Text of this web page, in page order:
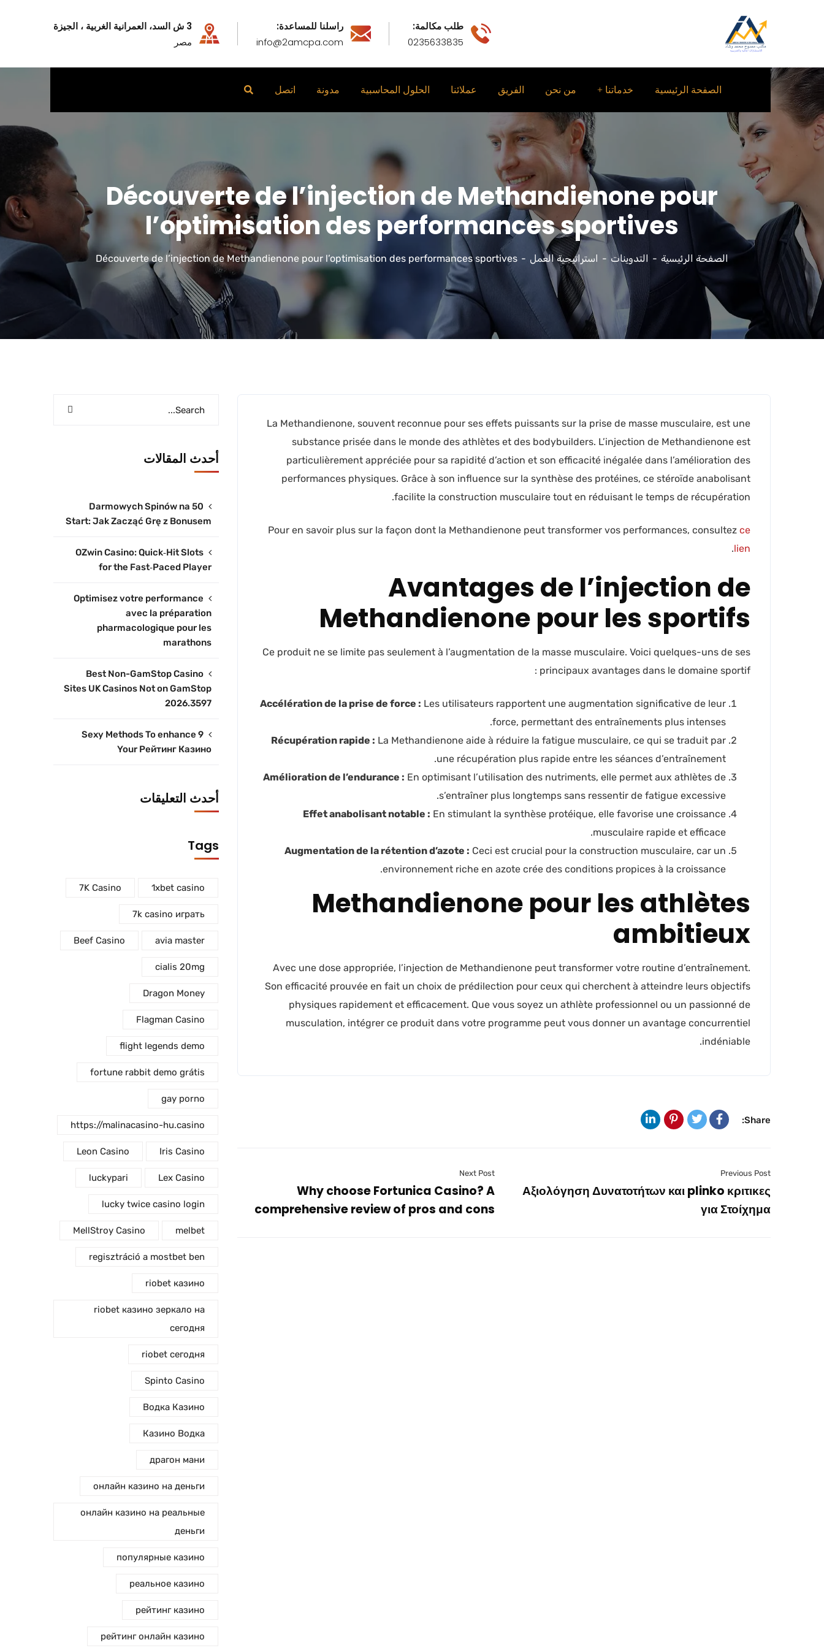
طلب مكالمة:
0235633835
راسلنا للمساعدة:
info@2amcpa.com
3 ش السد، العمرانية الغربية ، الجيزة
مصر
الصفحة الرئيسية خدماتنا من نحن الفريق عملائنا الحلول المحاسبية مدونة اتصل
Découverte de l’injection de Methandienone pour
l’optimisation des performances sportives
الصفحة الرئيسية التدوينات استراتيجية العمل Découverte de l’injection de Methandienone pour l’optimisation des performances sportives
La Methandienone, souvent reconnue pour ses effets puissants sur la prise de masse musculaire, est une
substance prisée dans le monde des athlètes et des bodybuilders. L’injection de Methandienone est
particulièrement appréciée pour sa rapidité d’action et son efficacité inégalée dans l’amélioration des
performances physiques. Grâce à son influence sur la synthèse des protéines, ce stéroïde anabolisant
facilite la construction musculaire tout en réduisant le temps de récupération.
Pour en savoir plus sur la façon dont la Methandienone peut transformer vos performances, consultez ce
lien
.
Avantages de l’injection de
Methandienone pour les sportifs
Ce produit ne se limite pas seulement à l’augmentation de la masse musculaire. Voici quelques-uns de ses
principaux avantages dans le domaine sportif :
Accélération de la prise de force : Les utilisateurs rapportent une augmentation significative de leur
force, permettant des entraînements plus intenses.
Récupération rapide : La Methandienone aide à réduire la fatigue musculaire, ce qui se traduit par
une récupération plus rapide entre les séances d’entraînement.
Amélioration de l’endurance : En optimisant l’utilisation des nutriments, elle permet aux athlètes de
s’entraîner plus longtemps sans ressentir de fatigue excessive.
Effet anabolisant notable : En stimulant la synthèse protéique, elle favorise une croissance
musculaire rapide et efficace.
Augmentation de la rétention d’azote : Ceci est crucial pour la construction musculaire, car un
environnement riche en azote crée des conditions propices à la croissance.
Methandienone pour les athlètes
ambitieux
Avec une dose appropriée, l’injection de Methandienone peut transformer votre routine d’entraînement.
Son efficacité prouvée en fait un choix de prédilection pour ceux qui cherchent à atteindre leurs objectifs
physiques rapidement et efficacement. Que vous soyez un athlète professionnel ou un passionné de
musculation, intégrer ce produit dans votre programme peut vous donner un avantage concurrentiel
indéniable.
Share:
Previous Post
Αξιολόγηση Δυνατοτήτων και plinko κριτικες
για Στοίχημα
Next Post
Why choose Fortunica Casino? A
comprehensive review of pros and cons
أحدث المقالات
50 Darmowych Spinów na
Start: Jak Zacząć Grę z Bonusem
OZwin Casino: Quick‑Hit Slots
for the Fast‑Paced Player
Optimisez votre performance
avec la préparation
pharmacologique pour les
marathons
Best Non-GamStop Casino
Sites UK Casinos Not on GamStop
2026.3597
9 Sexy Methods To enhance
Your Рейтинг Казино
أحدث التعليقات
Tags
1xbet casino
7K Casino
7k casino играть
avia master
Beef Casino
cialis 20mg
Dragon Money
Flagman Casino
flight legends demo
fortune rabbit demo grátis
gay porno
https://malinacasino-hu.casino
Iris Casino
Leon Casino
Lex Casino
luckypari
lucky twice casino login
melbet
MellStroy Casino
regisztráció a mostbet ben
riobet казино
riobet казино зеркало на
сегодня
riobet сегодня
Spinto Casino
Водка Казино
Казино Водка
драгон мани
онлайн казино на деньги
онлайн казино на реальные
деньги
популярные казино
реальное казино
рейтинг казино
рейтинг онлайн казино